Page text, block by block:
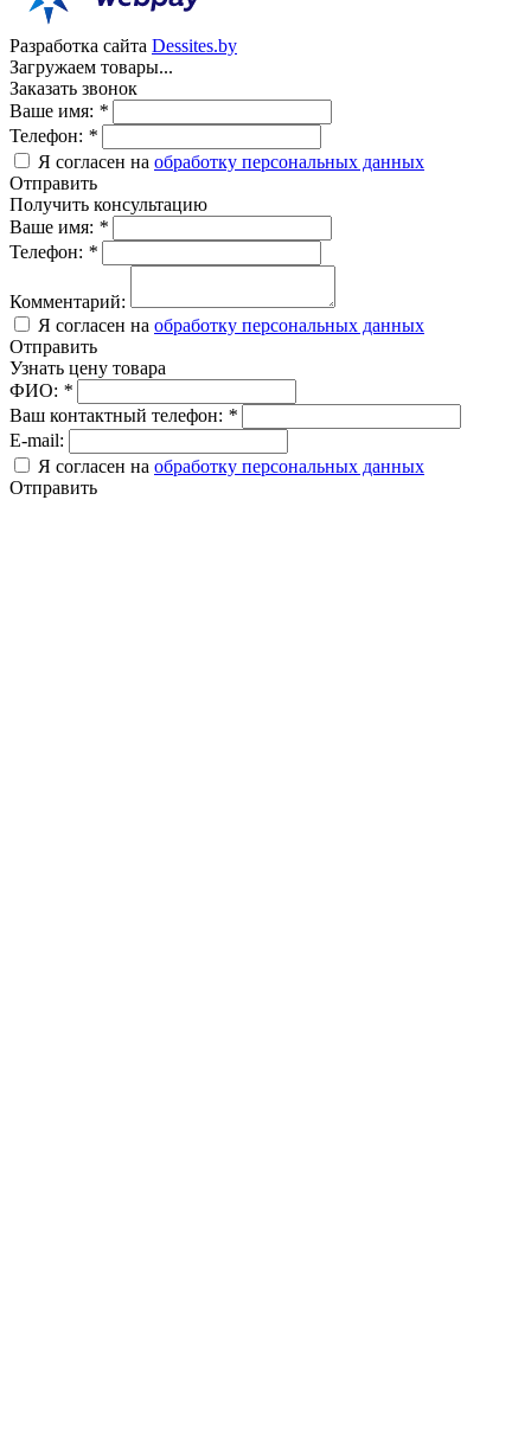
Разработка сайта Dessites.by
Загружаем товары...
Заказать звонок
Ваше имя: *
Телефон: *
Я согласен на обработку персональных данных
Отправить
Получить консультацию
Ваше имя: *
Телефон: *
Комментарий:
Я согласен на обработку персональных данных
Отправить
Узнать цену товара
ФИО: *
Ваш контактный телефон: *
E-mail:
Я согласен на обработку персональных данных
Отправить